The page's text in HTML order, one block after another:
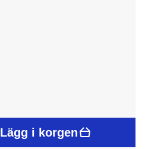
Lägg i korgen